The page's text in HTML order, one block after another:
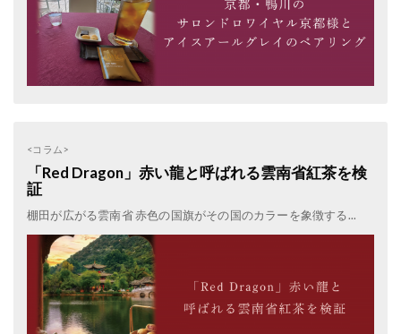
<コラム>
「Red Dragon」赤い龍と呼ばれる雲南省紅茶を検
証
棚田が広がる雲南省 赤色の国旗がその国のカラーを象徴する...